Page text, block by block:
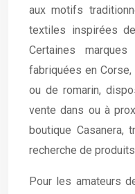
aux motifs
textiles inspirées
Certaines
fabriquées en Corse,
ou de romarin,
vente dans ou à
boutique
recherche de
Pour les amateurs